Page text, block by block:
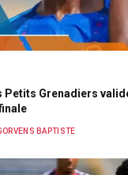
Petits Grenadiers
BAPTISTE